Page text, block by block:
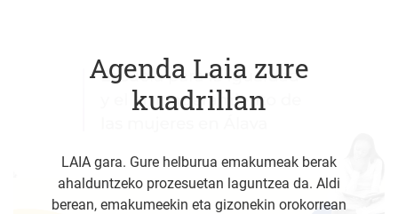
Agenda Laia zure
kuadrillan
LAIA gara. Gure helburua emakumeak berak
ahalduntzeko prozesuetan laguntzea da. Aldi
berean, emakumeekin eta gizonekin orokorrean